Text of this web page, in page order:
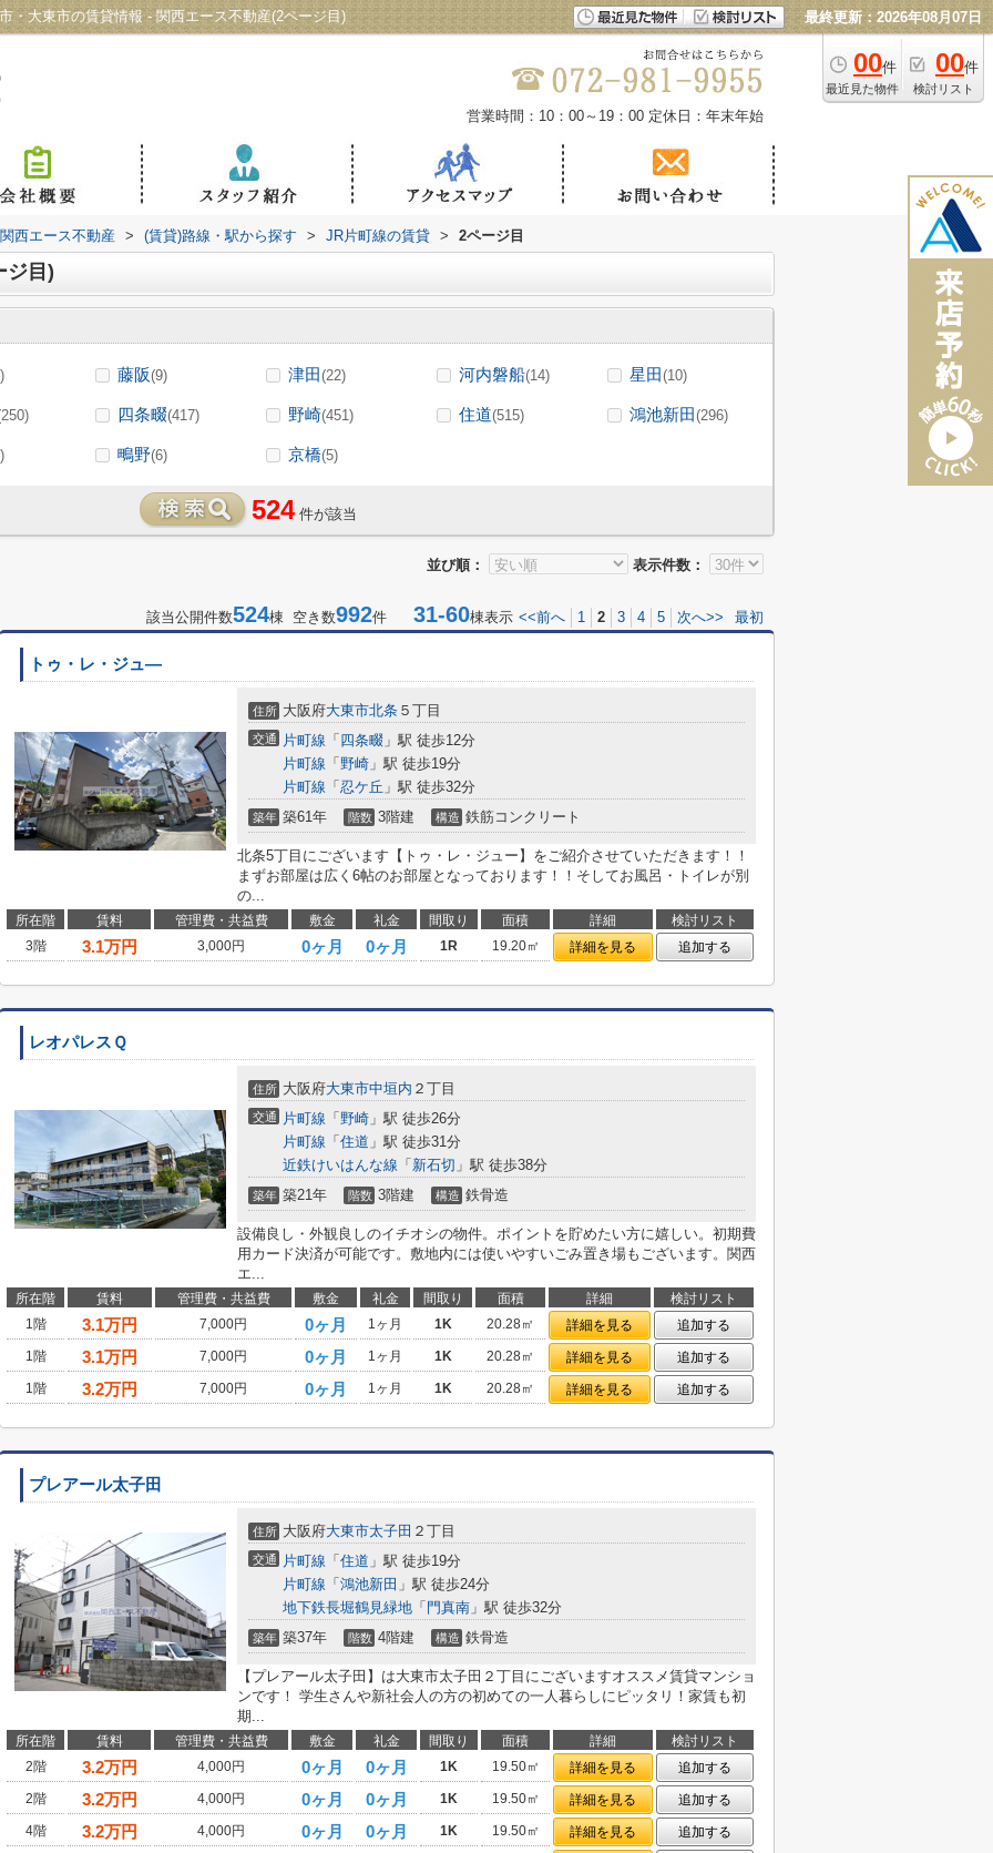
・大東市の賃貸情報 - 関西エース不動産(2ページ目) 最終更新：2026年08月07日
00件
最近見た物件
00件
検討リスト
営業時間：10：00～19：00 定休日：年末年始
西エース不動産 > (賃貸)路線・駅から探す > JR片町線の賃貸 > 2ページ目
ジ目)
藤阪(9) 津田(22) 河内磐船(14) 星田(10)
四条畷(417) 野崎(451) 住道(515) 鴻池新田(296)
鴫野(6) 京橋(5)
524 件が該当
並び順： 表示件数：
該当公開件数524棟 空き数992件 31-60棟表示 <<前へ 1 2 3 4 5 次へ>> 最初
トゥ・レ・ジュ―
住所 大阪府大東市北条 ５丁目
交通 片町線 「 四条畷 」駅 徒歩12分
片町線 「 野崎 」駅 徒歩19分
片町線 「 忍ケ丘 」駅 徒歩32分
築年 築61年 階数 3階建 構造 鉄筋コンクリート
北条5丁目にございます【トゥ・レ・ジュー】をご紹介させていただきます！！
まずお部屋は広く6帖のお部屋となっております！！そしてお風呂・トイレが別
の...
所在階 賃料 管理費・共益費 敷金 礼金 間取り 面積 詳細
検討リスト
3階
3.1万円 3,000円 0ヶ月 0ヶ月 1R 19.20㎡ 詳細を見る 追加する
レオパレスＱ
住所 大阪府大東市中垣内 ２丁目
交通 片町線 「 野崎 」駅 徒歩26分
片町線 「 住道 」駅 徒歩31分
近鉄けいはんな線 「 新石切 」駅 徒歩38分
築年 築21年 階数 3階建 構造 鉄骨造
設備良し・外観良しのイチオシの物件。ポイントを貯めたい方に嬉しい。初期費
用カード決済が可能です。敷地内には使いやすいごみ置き場もございます。関西
エ...
所在階 賃料 管理費・共益費 敷金 礼金 間取り 面積 詳細
検討リスト
1階
3.1万円 7,000円 0ヶ月 1ヶ月 1K 20.28㎡ 詳細を見る
追加する
1階
3.1万円 7,000円 0ヶ月 1ヶ月 1K 20.28㎡ 詳細を見る
追加する
1階
3.2万円 7,000円 0ヶ月 1ヶ月 1K 20.28㎡ 詳細を見る 追加する
プレアール太子田
住所 大阪府大東市太子田 ２丁目
交通 片町線 「 住道 」駅 徒歩19分
片町線 「 鴻池新田 」駅 徒歩24分
地下鉄長堀鶴見緑地 「 門真南 」駅 徒歩32分
築年 築37年 階数 4階建 構造 鉄骨造
【プレアール太子田】は大東市太子田２丁目にございますオススメ賃貸マンショ
ンです！ 学生さんや新社会人の方の初めての一人暮らしにピッタリ！家賃も初
期...
所在階 賃料 管理費・共益費 敷金 礼金 間取り 面積 詳細
検討リスト
2階
3.2万円 4,000円 0ヶ月 0ヶ月 1K 19.50㎡ 詳細を見る
追加する
2階
3.2万円 4,000円 0ヶ月 0ヶ月 1K 19.50㎡ 詳細を見る
追加する
4階
3.2万円 4,000円 0ヶ月 0ヶ月 1K 19.50㎡ 詳細を見る
追加する